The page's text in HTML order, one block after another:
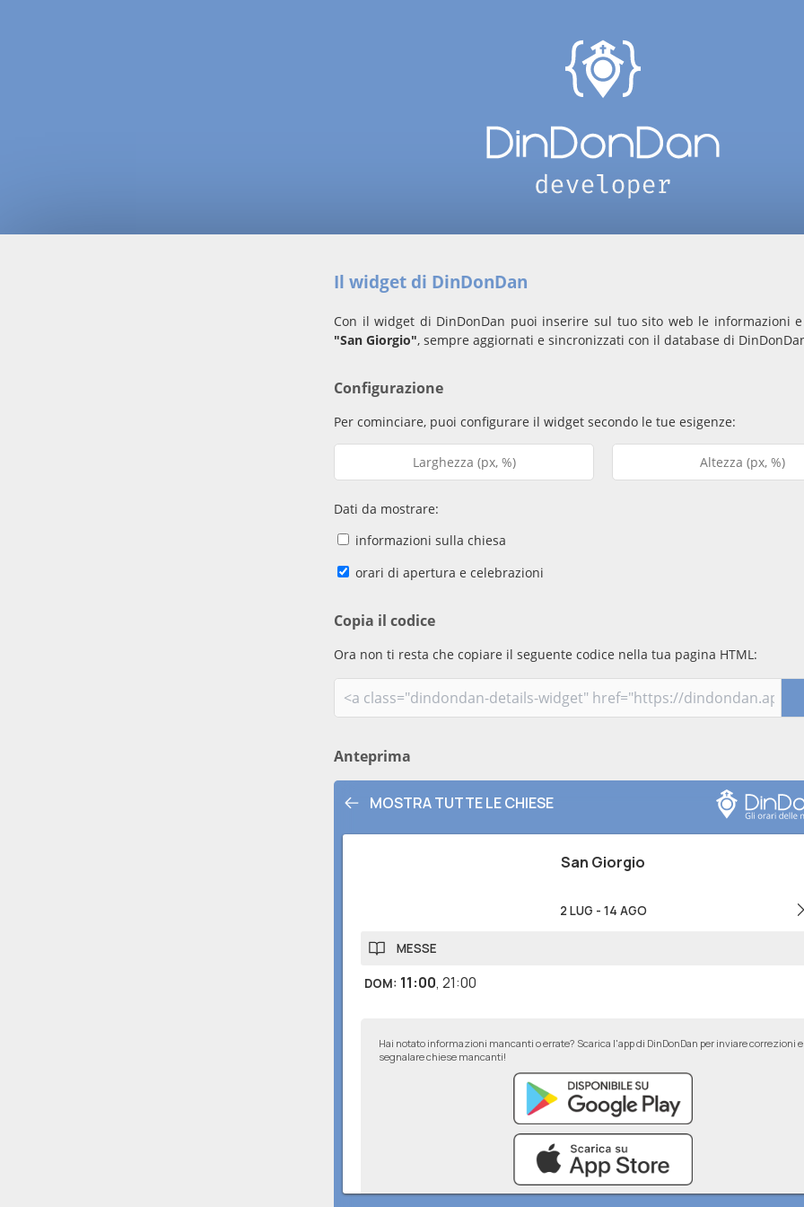
Il widget di DinDonDan
Con il widget di DinDonDan puoi inserire sul tuo sito web le informazioni
"San Giorgio", sempre aggiornati e sincronizzati con il database di
Configurazione
Per cominciare, puoi configurare il widget secondo le tue esigenze:
Dati da mostrare:
informazioni sulla chiesa
orari di apertura e celebrazioni
Copia il codice
Ora non ti resta che copiare il seguente codice nella tua pagina HTML:
Anteprima